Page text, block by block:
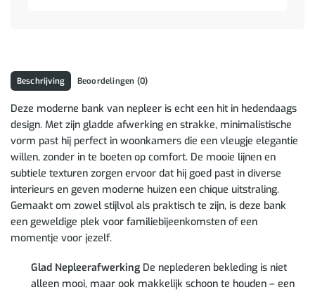
Beschrijving Beoordelingen (0)
Deze moderne bank van nepleer is echt een hit in hedendaags
design. Met zijn gladde afwerking en strakke, minimalistische
vorm past hij perfect in woonkamers die een vleugje elegantie
willen, zonder in te boeten op comfort. De mooie lijnen en
subtiele texturen zorgen ervoor dat hij goed past in diverse
interieurs en geven moderne huizen een chique uitstraling.
Gemaakt om zowel stijlvol als praktisch te zijn, is deze bank
een geweldige plek voor familiebijeenkomsten of een
momentje voor jezelf.
Glad NepleerafwerkingDe neplederen bekleding is niet
alleen mooi, maar ook makkelijk schoon te houden – een